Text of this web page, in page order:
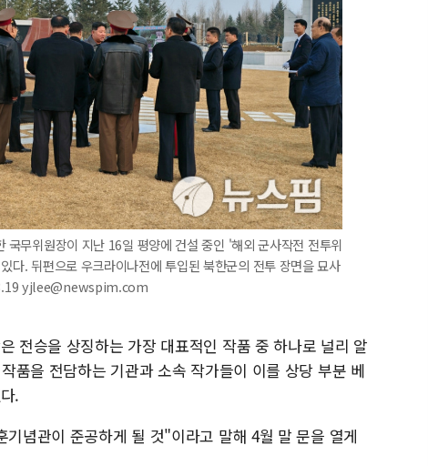
무위원장이 지난 16일 평양에 건설 중인 '해외 군사작전 전투위
다. 뒤편으로 우크라이나전에 투입된 북한군의 전투 장면을 묘사
yjlee@newspim.com
전승을 상징하는 가장 대표적인 작품 중 하나로 널리 알
품을 전담하는 기관과 소속 작가들이 이를 상당 부분 베
.
념관이 준공하게 될 것"이라고 말해 4월 말 문을 열게